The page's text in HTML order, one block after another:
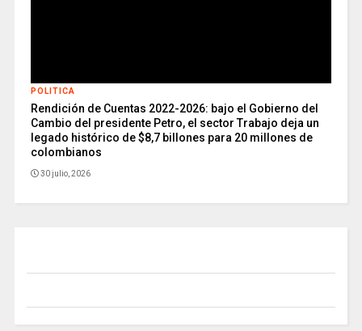
POLITICA
Rendición de Cuentas 2022-2026: bajo el Gobierno del
Cambio del presidente Petro, el sector Trabajo deja un
legado histórico de $8,7 billones para 20 millones de
colombianos
30 julio, 2026